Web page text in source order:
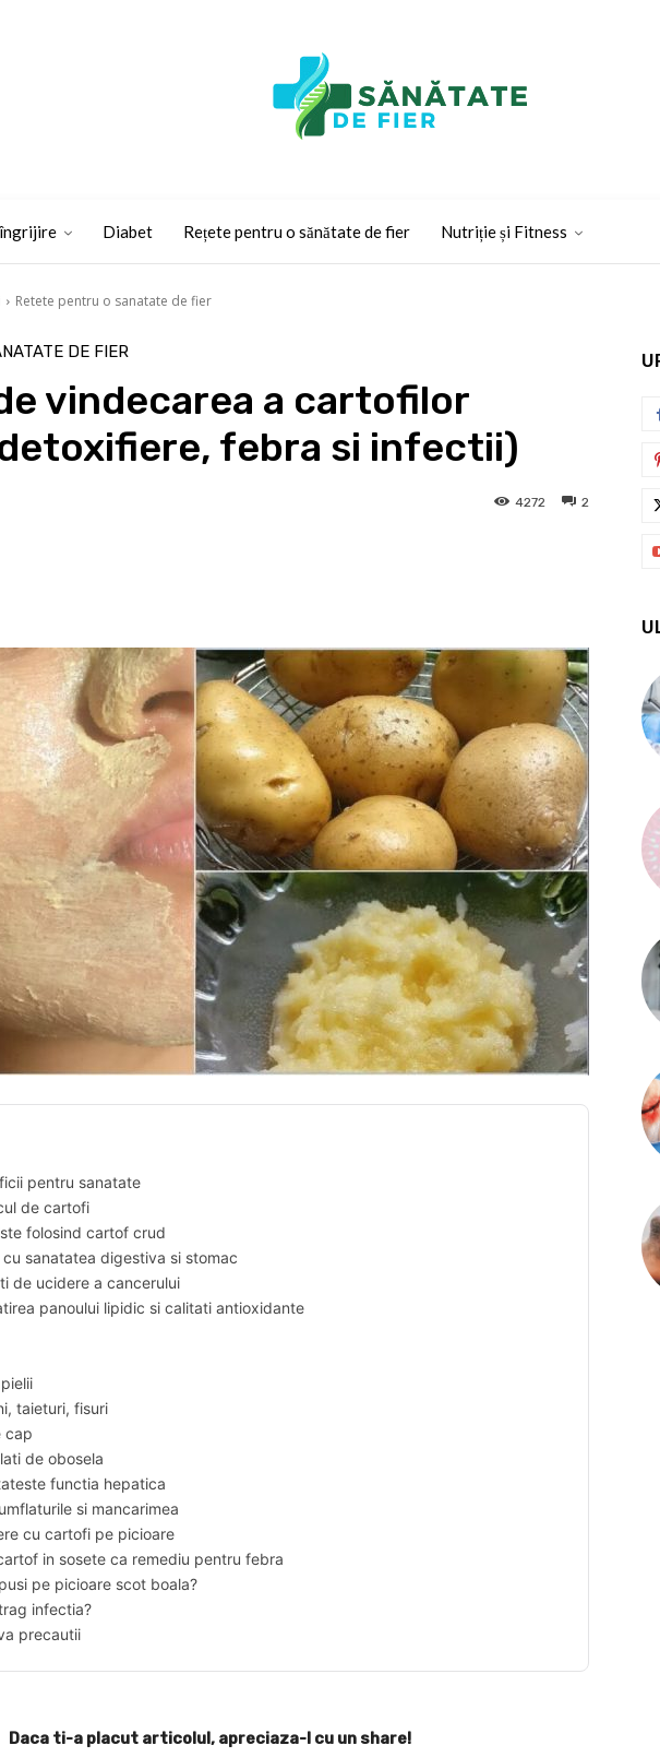
îngrijire Diabet Rețete pentru o sănătate de fier Nutriție și Fitness
Retete pentru o sanatate de fier
DE FIER
vindecarea a cartofilor
febra si infectii)
2
4272
pentru sanatate
de cartofi
folosind cartof crud
cu sanatatea digestiva si stomac
de ucidere a cancerului
panoului lipidic si calitati antioxidante
taieturi, fisuri
cap
de obosela
functia hepatica
si mancarimea
cu cartofi pe picioare
in sosete ca remediu pentru febra
pe picioare scot boala?
infectia?
precautii
Daca ti-a placut articolul, apreciaza-l cu un share!